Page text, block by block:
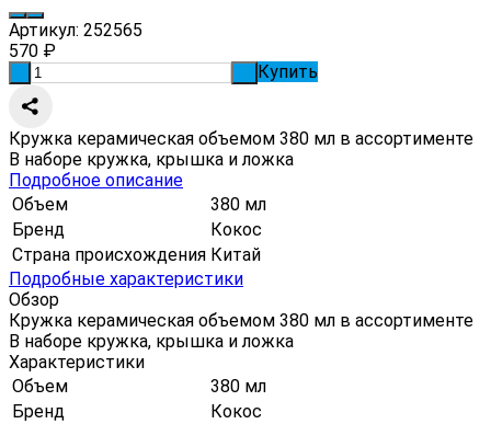
Артикул: 252565
570 ₽
Купить
Кружка керамическая объемом 380 мл в ассортименте
В наборе кружка, крышка и ложка
Подробное описание
Объем
380 мл
Бренд
Кокос
Страна происхождения Китай
Подробные характеристики
Обзор
Кружка керамическая объемом 380 мл в ассортименте
В наборе кружка, крышка и ложка
Характеристики
Объем
380 мл
Бренд
Кокос